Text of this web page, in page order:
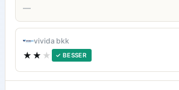
—
vivida bkk
★★ ★ ✓ BESSER